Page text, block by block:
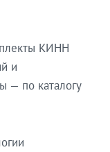
КИНН
и
— по каталогу